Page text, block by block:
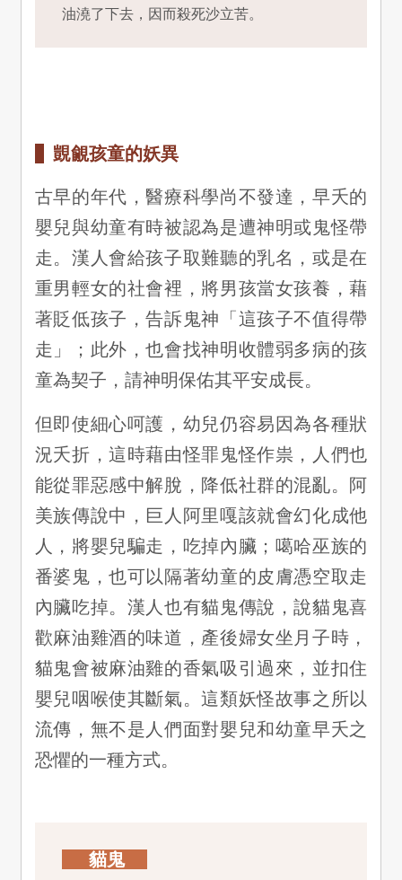
油澆了下去，因而殺死沙立苦。
覬覦孩童的妖異
古早的年代，醫療科學尚不發達，早夭的
嬰兒與幼童有時被認為是遭神明或鬼怪帶
走。漢人會給孩子取難聽的乳名，或是在
重男輕女的社會裡，將男孩當女孩養，藉
著貶低孩子，告訴鬼神「這孩子不值得帶
走」；此外，也會找神明收體弱多病的孩
童為契子，請神明保佑其平安成長。
但即使細心呵護，幼兒仍容易因為各種狀
況夭折，這時藉由怪罪鬼怪作祟，人們也
能從罪惡感中解脫，降低社群的混亂。阿
美族傳說中，巨人阿里嘎該就會幻化成他
人，將嬰兒騙走，吃掉內臟；噶哈巫族的
番婆鬼，也可以隔著幼童的皮膚憑空取走
內臟吃掉。漢人也有貓鬼傳說，說貓鬼喜
歡麻油雞酒的味道，產後婦女坐月子時，
貓鬼會被麻油雞的香氣吸引過來，並扣住
嬰兒咽喉使其斷氣。這類妖怪故事之所以
流傳，無不是人們面對嬰兒和幼童早夭之
恐懼的一種方式。
貓鬼